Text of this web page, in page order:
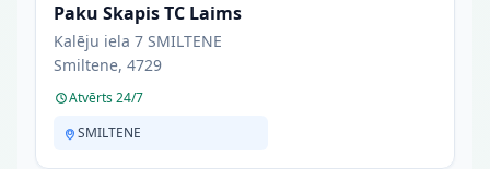
Paku Skapis TC Laims
Kalēju iela 7 SMILTENE
Smiltene, 4729
Atvērts 24/7
SMILTENE